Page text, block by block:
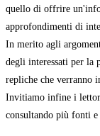
quello di offrire
approfondimenti di
In merito agli
degli interessati per la
repliche che verranno
Invitiamo infine i
consultando più fonti